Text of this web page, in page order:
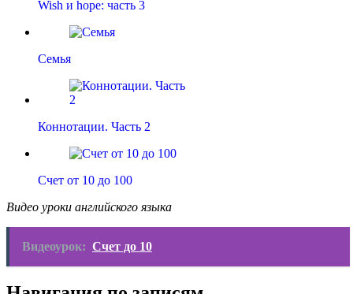
Wish и hope: часть 3
Семья
Коннотации. Часть 2
Счет от 10 до 100
Видео уроки английского языка
Видеоурок: Счет до 10